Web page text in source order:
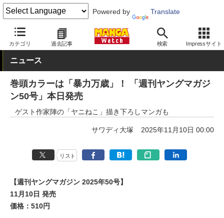
Powered by Translate
カテゴリ 過去記事 検索 Impressサイト
MANGA Watch 雑誌 週刊ヤングマガジン
ニュース
巻頭カラーは「暴力万歳」！ 「週刊ヤングマガジ
ン50号」本日発売
ゲスト作家陣の「ヤニねこ」描き下ろしマンガも
サワディ大塚 2025年11月10日 00:00
リスト
【週刊ヤングマガジン 2025年50号】
11月10日 発売
価格：510円